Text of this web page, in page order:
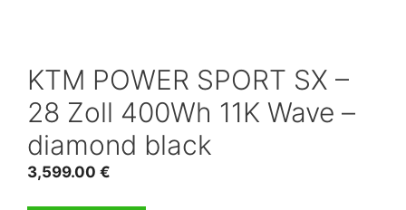
KTM POWER SPORT SX –
28 Zoll 400Wh 11K Wave –
diamond black
3,599.00 €